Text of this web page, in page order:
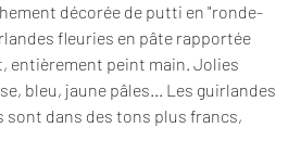
décorée de putti en "ronde-
fleuries en pâte rapportée
entièrement peint main. Jolies
bleu, jaune pâles... Les guirlandes
sont dans des tons plus francs,